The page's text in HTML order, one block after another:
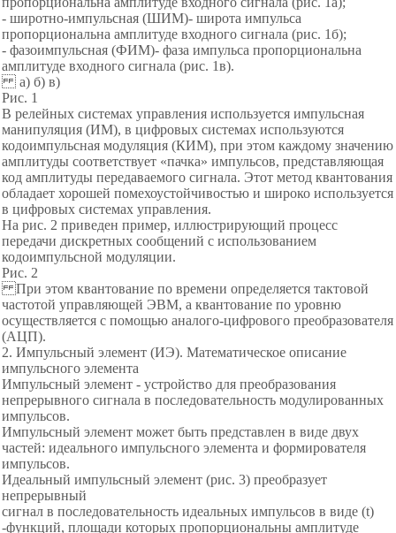
- широтно-импульсная (ШИМ)- широта импульса
пропорциональна амплитуде входного сигнала (рис. 1б);
- фазоимпульсная (ФИМ)- фаза импульса пропорциональна
амплитуде входного сигнала (рис. 1в).
а) б) в)
Рис. 1
В релейных системах управления используется импульсная
манипуляция (ИМ), в цифровых системах используются
кодоимпульсная модуляция (КИМ), при этом каждому значению
амплитуды соответствует «пачка» импульсов, представляющая
код амплитуды передаваемого сигнала. Этот метод квантования
обладает хорошей помехоустойчивостью и широко используется
в цифровых системах управления.
На рис. 2 приведен пример, иллюстрирующий процесс
передачи дискретных сообщений с использованием
кодоимпульсной модуляции.
Рис. 2
При этом квантование по времени определяется тактовой
частотой управляющей ЭВМ, а квантование по уровню
осуществляется с помощью аналого-цифрового преобразователя
(АЦП).
2. Импульсный элемент (ИЭ). Математическое описание
импульсного элемента
Импульсный элемент - устройство для преобразования
непрерывного сигнала в последовательность модулированных
импульсов.
Импульсный элемент может быть представлен в виде двух
частей: идеального импульсного элемента и формирователя
импульсов.
Идеальный импульсный элемент (рис. 3) преобразует
непрерывный
сигнал в последовательность идеальных импульсов в виде (t)
-функций, площади которых пропорциональны амплитуде